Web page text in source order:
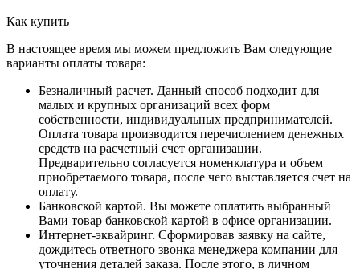
Как купить
В настоящее время мы можем предложить Вам следующие
варианты оплаты товара:
Безналичный расчет. Данный способ подходит для
малых и крупных организаций всех форм
собственности, индивидуальных предпринимателей.
Оплата товара производится перечислением денежных
средств на расчетный счет организации.
Предварительно согласуется номенклатура и объем
приобретаемого товара, после чего выставляется счет на
оплату.
Банковской картой. Вы можете оплатить выбранный
Вами товар банковской картой в офисе организации.
Интернет-эквайринг. Сформировав заявку на сайте,
дождитесь ответного звонка менеджера компании для
уточнения деталей заказа. После этого, в личном